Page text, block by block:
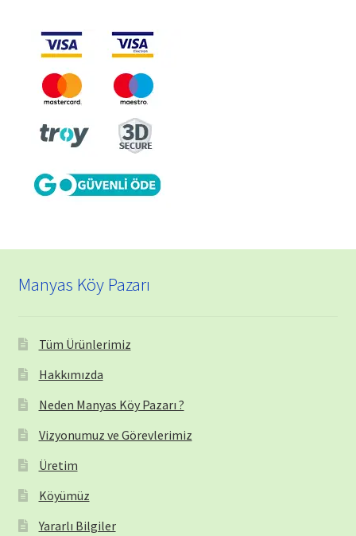
Manyas Köy Pazarı
Tüm Ürünlerimiz
Hakkımızda
Neden Manyas Köy Pazarı ?
Vizyonumuz ve Görevlerimiz
Üretim
Köyümüz
Yararlı Bilgiler